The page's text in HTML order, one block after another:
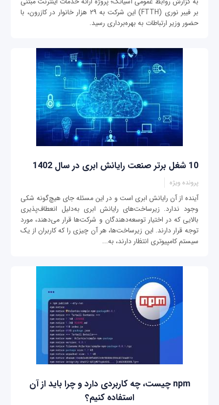
بر فیبر نوری (FTTH) این شرکت به ۲۹ هزار خانوار در کازرون، با
حضور وزیر ارتباطات به بهره‌برداری رسید.
10 شغل برتر صنعت رایانش ابری در سال 1402
پرونده ویژه
آینده از آن رایانش ابری است و در این مسئله جای هیچ‌گونه شکی
وجود ندارد. زیرساخت‌های رایانش ابری به‌دلیل انعطاف‌پذیری
بالایی که در اختیار توسعه‌دهندگان و شرکت‌ها قرار می‌دهند، مورد
توجه قرار دارند. این زیرساخت‌ها، هر آن چیزی را که کاربران از یک
سیستم کامپیوتری انتظار دارند، به‌...
npm چیست، چه کاربردی دارد و چرا باید از آن
استفاده کنیم؟